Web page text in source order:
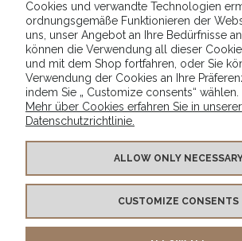
16,89 €
ZUM WARENKORB
INFO
PRODUKTE
Cookies und verwandte Technologien
ordnungsgemäße Funktionieren der
uns, unser Angebot an Ihre Bedürfnisse
können die Verwendung all dieser
und mit dem Shop fortfahren, oder Sie
Verwendung der Cookies an Ihre
indem Sie „ Customize consents“ wählen.
Mehr über Cookies erfahren Sie in unserer
Datenschutzrichtlinie.
ALLOW ONLY
CUSTOMIZE CONSENTS